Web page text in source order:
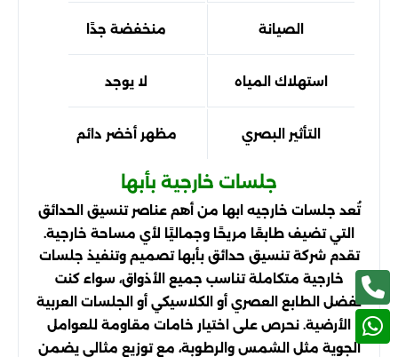
الصيانة منخفضة جدًا
استهلاك المياه لا يوجد
التأثير البصري مظهر أخضر دائم
جلسات خارجية بأبها
تُعد جلسات خارجيه ابها من أهم عناصر تنسيق الحدائق
التي تضيف طابعًا مريحًا وجماليًا لأي مساحة خارجية.
تقدم شركة تنسيق حدائق بأبها تصميم وتنفيذ جلسات
خارجية متكاملة تناسب جميع الأذواق، سواء كنت
تفضل الطابع العصري أو الكلاسيكي أو الجلسات العربية
الأرضية. نحرص على اختيار خامات مقاومة للعوامل
الجوية مثل الشمس والرطوبة، مع توزيع مثالي يضمن